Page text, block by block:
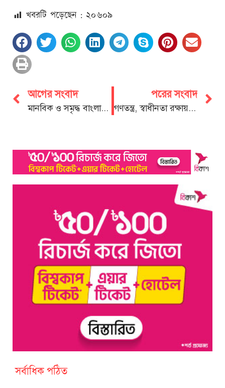
খবরটি পড়েছেন : ২০৬০৯
আগের সংবাদ
মানবিক ও সমৃদ্ধ বাংলাদেশ গড়তে ধানের শীষে ভোট দিন: মুহাম্মদ শাহেদ
পরের সংবাদ
গণতন্ত্র, স্বাধীনতা রক্ষায় দেশের মানুষ ধানের শীষকেই বিজয় করবে: আবু সুফিয়ান
সর্বাধিক পঠিত